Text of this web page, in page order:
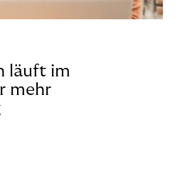
läuft im
mehr